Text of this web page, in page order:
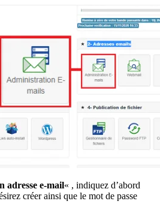
adresse e-mail« , indiquez d’abord
créer ainsi que le mot de passe